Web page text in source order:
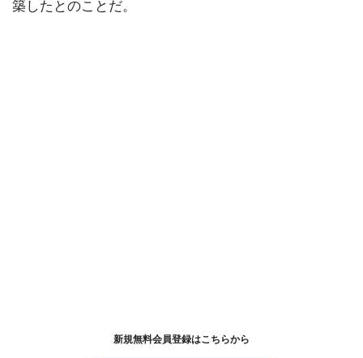
築したとのことだ。
新規無料会員登録はこちらから